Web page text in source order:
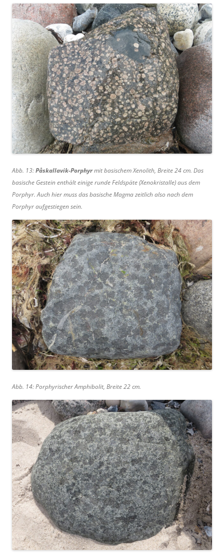
Abb. 13:Påskallavik-Porphyrmit basischem Xenolith, Breite 24 cm. Das
basische Gestein enthält einige runde Feldspäte (Xenokristalle) aus dem
Porphyr. Auch hier muss das basische Magma zeitlich also nach dem
Porphyr aufgestiegen sein.
Abb. 14: Porphyrischer Amphibolit, Breite 22 cm.